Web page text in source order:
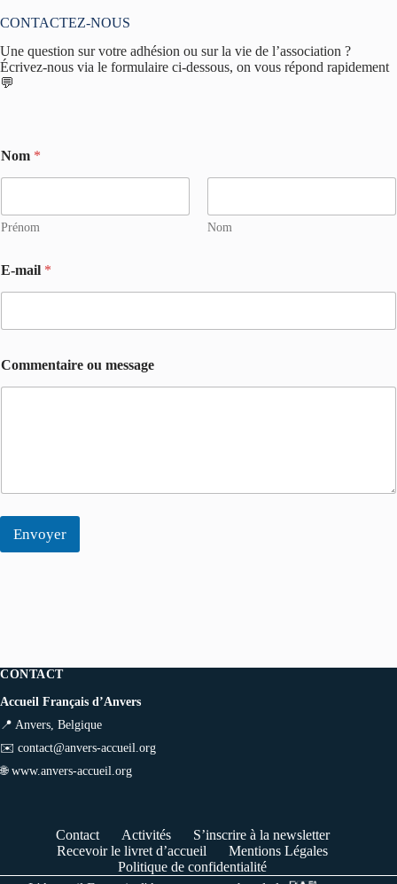
CONTACTEZ-NOUS
Une question sur votre adhésion ou sur la vie de l’association ?
Écrivez-nous via le formulaire ci-dessous, on vous répond rapidement
💬
o
m
n
i
r
*
u
Nom *
Prénom Nom
E-mail *
Commentaire ou message
Envoyer
CONTACT
Accueil Français d’Anvers
📍 Anvers, Belgique
✉️ contact@anvers-accueil.org
🌐 www.anvers-accueil.org
Contact Activités
S’inscrire à la newsletter
Recevoir le livret d’accueil
Mentions Légales
Politique de confidentialité